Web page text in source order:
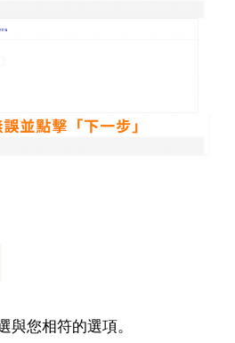
與您相符的選項。